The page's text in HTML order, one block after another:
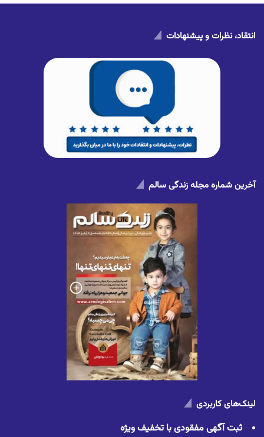
انتقاد، نظرات و پیشنهادات
آخرین شماره مجله زندگی سالم
لینک‌های کاربردی
ثبت آگهی مفقودی با تخفیف ویژه